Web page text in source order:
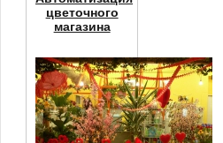
цветочного
магазина